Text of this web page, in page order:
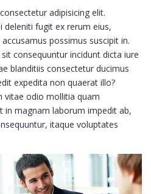
adipisicing elit.
deleniti fugit ex rerum eius,
possimus suscipit in.
consequuntur incidunt dicta iure
blanditiis consectetur ducimus
expedita non quaerat illo?
vitae odio mollitia quam
in magnam laborum impedit ab,
itaque voluptates